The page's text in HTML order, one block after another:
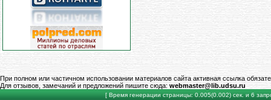
При полном или частичном использовании материалов сайта активная ссылка
Для отзывов, замечаний и предложений пишите сюда: webmaster@lib.udsu.ru
[ Время генерации страницы: 0.005(0.002) сек. и 6